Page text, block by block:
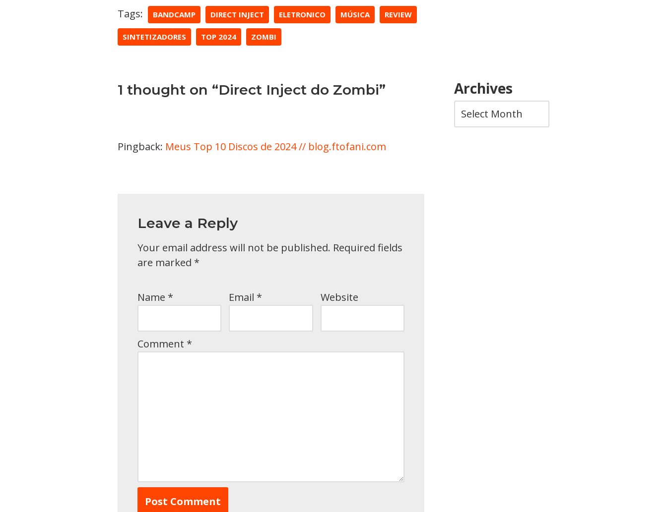
Tags: BANDCAMP DIRECT INJECT ELETRONICO MÚSICA REVIEW
SINTETIZADORES TOP 2024 ZOMBI
1 thought on “Direct Inject do Zombi”
Pingback: Meus Top 10 Discos de 2024 // blog.ftofani.com
Leave a Reply
Your email address will not be published. Required fields
are marked *
Name * Email * Website
Comment *
Archives